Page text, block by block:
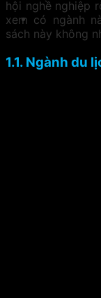
hội nghề nghiệp
xem có ngành
sách này không
1.1. Ngành du